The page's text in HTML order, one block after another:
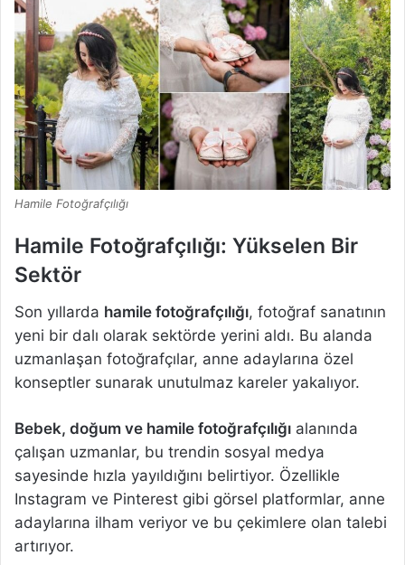
Hamile Fotoğrafçılığı
Hamile Fotoğrafçılığı: Yükselen Bir
Sektör
Son yıllarda hamile fotoğrafçılığı, fotoğraf sanatının
yeni bir dalı olarak sektörde yerini aldı. Bu alanda
uzmanlaşan fotoğrafçılar, anne adaylarına özel
konseptler sunarak unutulmaz kareler yakalıyor.
Bebek, doğum ve hamile fotoğrafçılığı alanında
çalışan uzmanlar, bu trendin sosyal medya
sayesinde hızla yayıldığını belirtiyor. Özellikle
Instagram ve Pinterest gibi görsel platformlar, anne
adaylarına ilham veriyor ve bu çekimlere olan talebi
artırıyor.